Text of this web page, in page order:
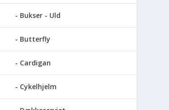
Bukser - Uld
Butterfly
Cardigan
Cykelhjelm